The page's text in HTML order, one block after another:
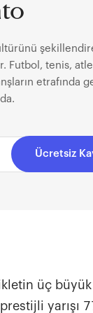
Beşiktaş,
Futbol, tenis,
etrafında
Ücretsiz
üç
yarışı